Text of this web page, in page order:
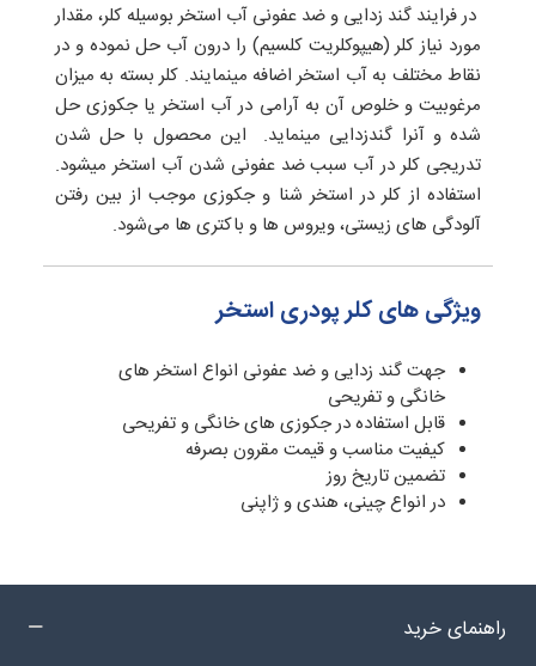
در فرایند گند زدایی و ضد عفونی آب استخر بوسیله کلر، مقدار
مورد نیاز کلر (هیپوکلریت کلسیم) را درون آب حل نموده و در
نقاط مختلف به آب استخر اضافه مینمایند. کلر بسته به میزان
مرغوبیت و خلوص آن به آرامی در آب استخر یا جکوزی حل
شده و آنرا گندزدایی مینماید. این محصول با حل شدن
تدریجی کلر در آب سبب ضد عفونی شدن آب استخر میشود.
استفاده از کلر در استخر شنا و جکوزی موجب از بین رفتن
آلودگی های زیستی، ویروس ها و باکتری ها می‌شود.
ویژگی های کلر پودری استخر
جهت گند زدایی و ضد عفونی انواع استخر های
خانگی و تفریحی
قابل استفاده در جکوزی های خانگی و تفریحی
کیفیت مناسب و قیمت مقرون بصرفه
تضمین تاریخ روز
در انواع چینی، هندی و ژاپنی
راهنمای خرید